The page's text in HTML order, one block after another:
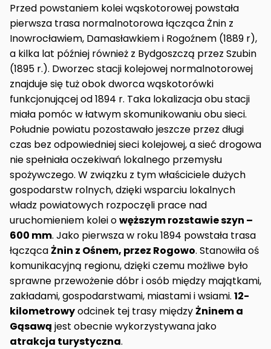
Przed powstaniem kolei wąskotorowej powstała
pierwsza trasa normalnotorowa łącząca Żnin z
Inowrocławiem, Damasławkiem i Rogoźnem (1889 r),
a kilka lat później również z Bydgoszczą przez Szubin
(1895 r.). Dworzec stacji kolejowej normalnotorowej
znajduje się tuż obok dworca wąskotorówki
funkcjonującej od 1894 r. Taka lokalizacja obu stacji
miała pomóc w łatwym skomunikowaniu obu sieci.
Południe powiatu pozostawało jeszcze przez długi
czas bez odpowiedniej sieci kolejowej, a sieć drogowa
nie spełniała oczekiwań lokalnego przemysłu
spożywczego. W związku z tym właściciele dużych
gospodarstw rolnych, dzięki wsparciu lokalnych
władz powiatowych rozpoczęli prace nad
uruchomieniem kolei owęższym rozstawie szyn –
600 mm. Jako pierwsza w roku 1894 powstała trasa
łączącaŻnin z Ośnem, przez Rogowo. Stanowiła oś
komunikacyjną regionu, dzięki czemu możliwe było
sprawne przewożenie dóbr i osób między majątkami,
zakładami, gospodarstwami, miastami i wsiami. 12-
kilometrowyodcinek tej trasy międzyŻninem a
Gąsawą jest obecnie wykorzystywana jako
atrakcja turystyczna.